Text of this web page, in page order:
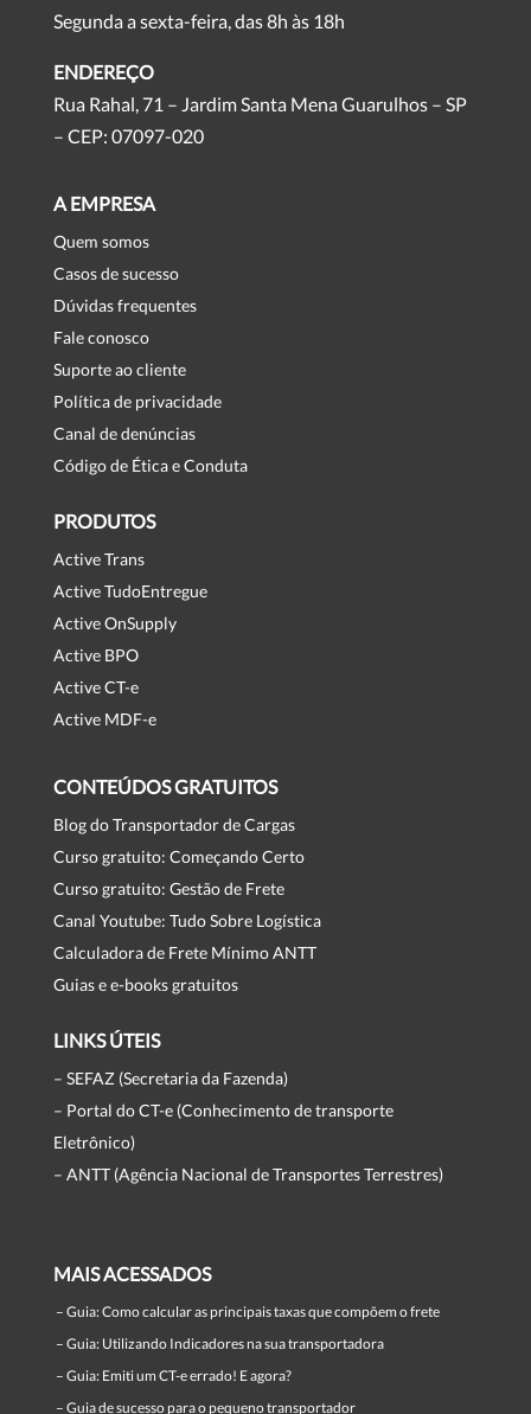
Segunda a sexta-feira, das 8h às 18h
ENDEREÇO
Rua Rahal, 71 – Jardim Santa Mena Guarulhos – SP
– CEP: 07097-020
A EMPRESA
Quem somos
Casos de sucesso
Dúvidas frequentes
Fale conosco
Suporte ao cliente
Política de privacidade
Canal de denúncias
Código de Ética e Conduta
PRODUTOS
Active Trans
Active TudoEntregue
Active OnSupply
Active BPO
Active CT-e
Active MDF-e
CONTEÚDOS GRATUITOS
Blog do Transportador de Cargas
Curso gratuito: Começando Certo
Curso gratuito: Gestão de Frete
Canal Youtube: Tudo Sobre Logística
Calculadora de Frete Mínimo ANTT
Guias e e-books gratuitos
LINKS ÚTEIS
– SEFAZ (Secretaria da Fazenda)
– Portal do CT-e (Conhecimento de transporte
Eletrônico)
– ANTT (Agência Nacional de Transportes Terrestres)
MAIS ACESSADOS
– Guia: Como calcular as principais taxas que compõem o frete
– Guia: Utilizando Indicadores na sua transportadora
– Guia: Emiti um CT-e errado! E agora?
– Guia de sucesso para o pequeno transportador